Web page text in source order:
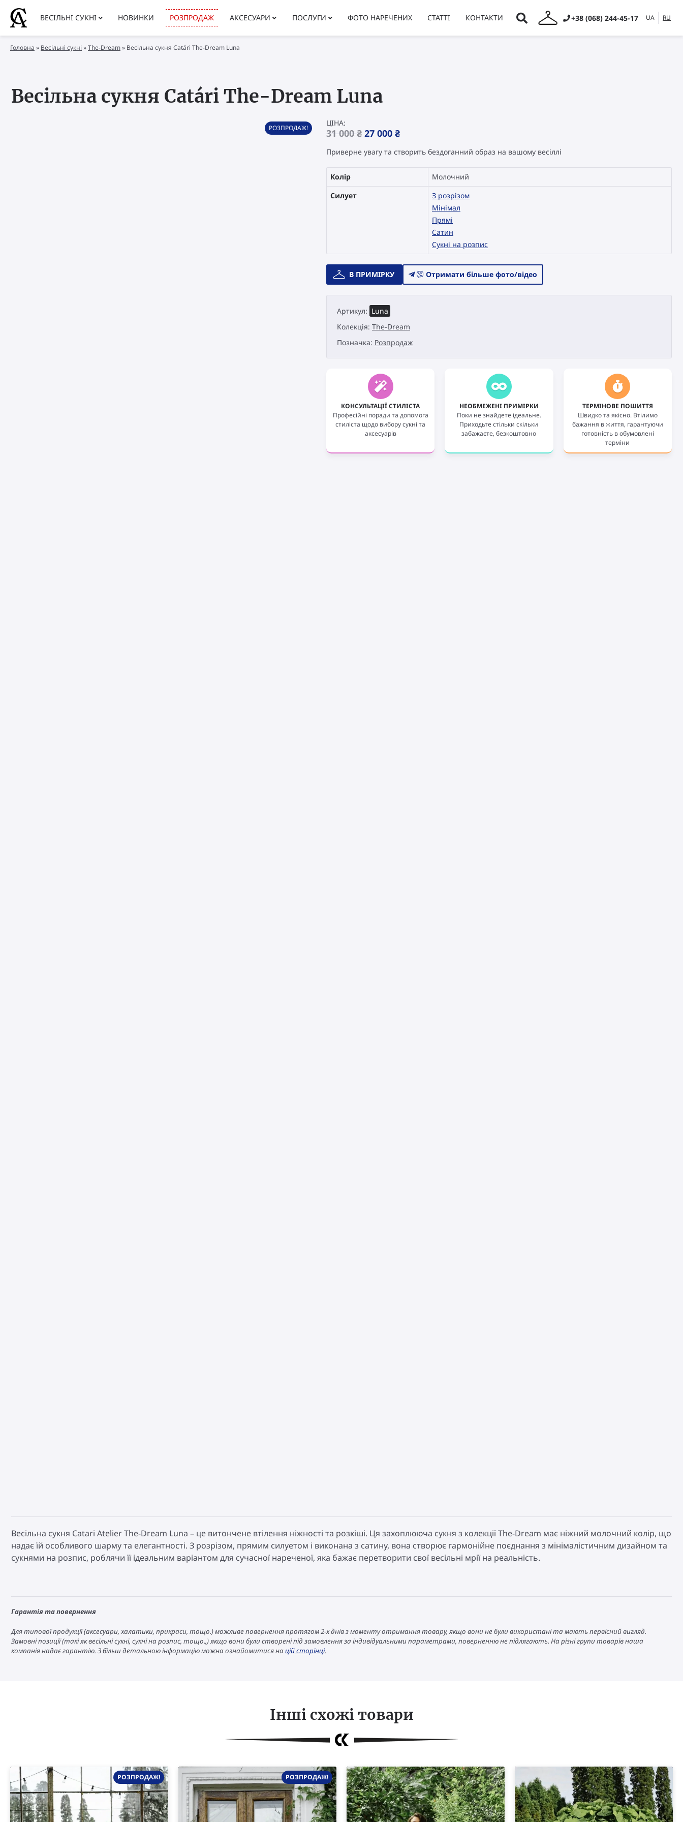
ВЕСІЛЬНІ СУКНІ НОВИНКИ РОЗПРОДАЖ АКСЕСУАРИ ПОСЛУГИ ФОТО НАРЕЧЕНИХ СТАТТІ КОНТАКТИ +38 (068) 244-45-17 UA RU
Головна » Весільні сукні »The-Dream» Весільна сукня Catári The-Dream Luna
Весільна сукня Catári The-Dream Luna
РОЗПРОДАЖ!
ЦІНА:
31 000₴ Original
was:
27 000 ₴Current
is:
Приверне увагу та створить бездоганний образ на вашому весіллі
Колір
Молочний
Силует
З розрізом
Мінімал
Прямі
Сатин
Сукні на розпис
Весільна
сукня
Dream
Luna
В ПРИМІРКУ Отримати більше фото/відео
Артикул: Luna
Колекція: The-Dream
Позначка: Розпродаж
КОНСУЛЬТАЦІЇ СТИЛІСТА
Професійні поради та допомога
стиліста щодо вибору сукні та
аксесуарів
НЕОБМЕЖЕНІ ПРИМІРКИ
Поки не знайдете ідеальне.
Приходьте стільки скільки
забажаєте, безкоштовно
ТЕРМІНОВЕ ПОШИТТЯ
Швидко та якісно. Втілимо
бажання в життя, гарантуючи
готовність в обумовлені
терміни
Весільна сукня Catari Atelier The-Dream Luna – це витончене втілення ніжності та розкіші. Ця захоплююча сукня з колекції The-Dream має ніжний молочний колір, що
надає їй особливого шарму та елегантності. З розрізом, прямим силуетом і виконана з сатину, вона створює гармонійне поєднання з мінімалістичним дизайном та
сукнями на розпис, роблячи її ідеальним варіантом для сучасної нареченої, яка бажає перетворити свої весільні мрії на реальність.
Гарантія та повернення
Для типової продукції (аксесуари, халатики, прикраси, тощо.) можливе повернення протягом 2-х днів з моменту отримання товару, якщо вони не були використані та мають первісний вигляд.
Замовні позиції (такі як весільні сукні, сукні на розпис, тощо.,) якщо вони були створені під замовлення за індивідуальними параметрами, поверненню не підлягають. На різні групи товарів наша
компанія надає гарантію. З більш детальною інформацію можна ознайомитися націй сторінці.
Інші схожі товари
РОЗПРОДАЖ! РОЗПРОДАЖ!